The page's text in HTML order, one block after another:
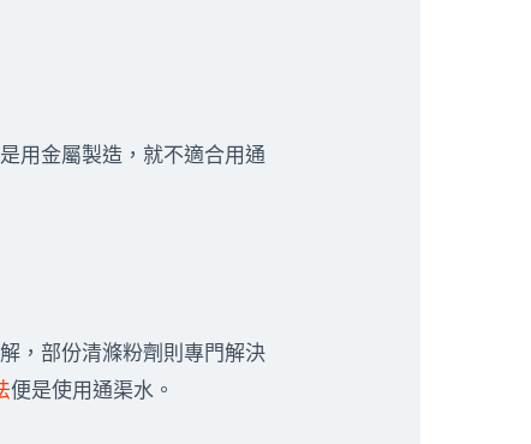
用金屬製造，就不適合用通
，部份清滌粉劑則專門解決
便是使用通渠水。